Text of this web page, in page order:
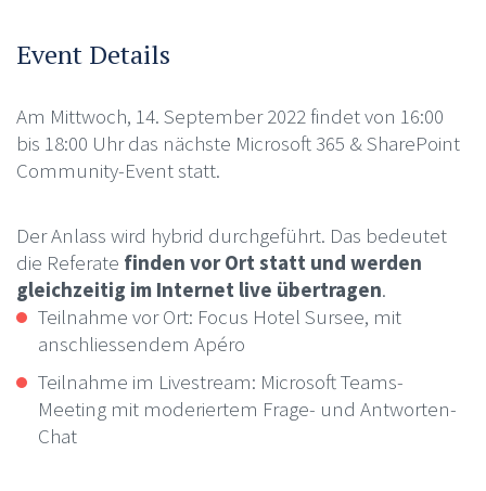
Event Details
Am Mittwoch, 14. September 2022 findet von 16:00
bis 18:00 Uhr das nächste Microsoft 365 & SharePoint
Community-Event statt.
Der Anlass wird hybrid durchgeführt. Das bedeutet
die Referate finden vor Ort statt und werden
gleichzeitig im Internet live übertragen.
Teilnahme vor Ort: Focus Hotel Sursee, mit
anschliessendem Apéro
Teilnahme im Livestream: Microsoft Teams-
Meeting mit moderiertem Frage- und Antworten-
Chat